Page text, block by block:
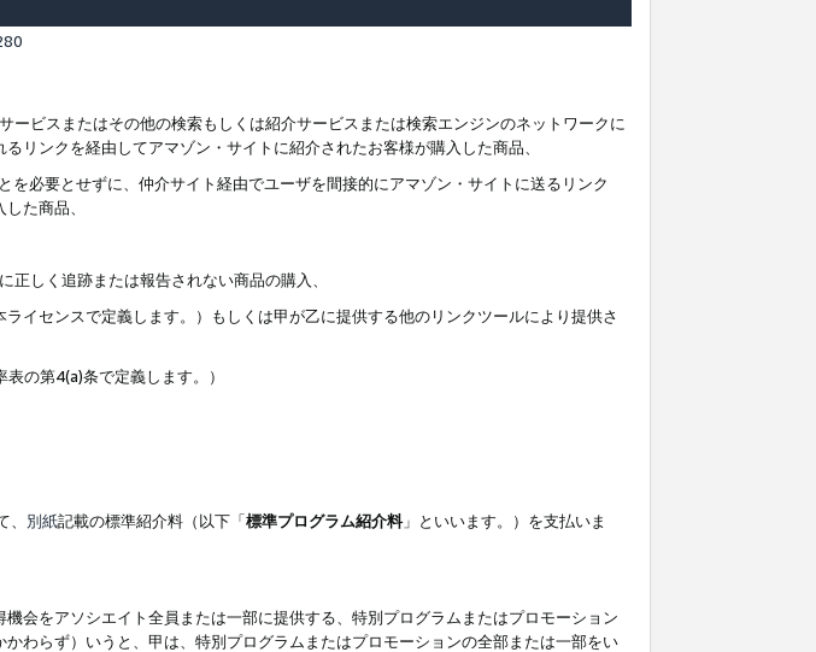
ビスまたはその他の検索もしくは紹介サービスまたは検索エンジンのネットワークに
リンクを経由してアマゾン・サイトに紹介されたお客様が購入した商品、
必要とせずに、仲介サイト経由でユーザを間接的にアマゾン・サイトに送るリンク
た商品、
しく追跡または報告されない商品の購入、
イセンスで定義します。）もしくは甲が乙に提供する他のリンクツールにより提供さ
の第4(a)条で定義します。）
別紙記載の標準紹介料（以下「標準プログラム紹介料」といいます。）を支払いま
機会をアソシエイト全員または一部に提供する、特別プログラムまたはプロモーション
わらず）いうと、甲は、特別プログラムまたはプロモーションの全部または一部をい